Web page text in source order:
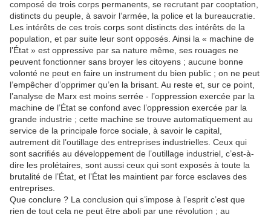
composé de trois corps permanents, se recrutant par cooptation,
distincts du peuple, à savoir l’armée, la police et la bureaucratie.
Les intérêts de ces trois corps sont distincts des intérêts de la
population, et par suite leur sont opposés. Ainsi la « machine de
l’État » est oppressive par sa nature même, ses rouages ne
peuvent fonctionner sans broyer les citoyens ; aucune bonne
volonté ne peut en faire un instrument du bien public ; on ne peut
l’empêcher d’opprimer qu’en la brisant. Au reste et, sur ce point,
l’analyse de Marx est moins serrée - l’oppression exercée par la
machine de l’État se confond avec l’oppression exercée par la
grande industrie ; cette machine se trouve automatiquement au
service de la principale force sociale, à savoir le capital,
autrement dit l’outillage des entreprises industrielles. Ceux qui
sont sacrifiés au développement de l’outillage industriel, c’est-à-
dire les prolétaires, sont aussi ceux qui sont exposés à toute la
brutalité de l’État, et l’État les maintient par force esclaves des
entreprises.
Que conclure ? La conclusion qui s’impose à l’esprit c’est que
rien de tout cela ne peut être aboli par une révolution ; au